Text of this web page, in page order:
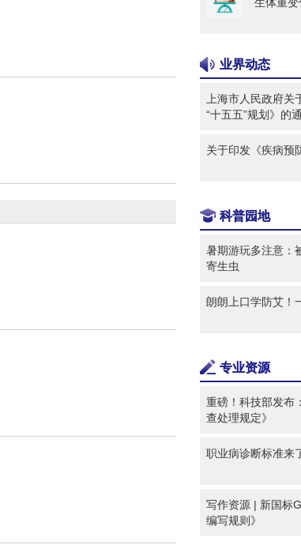
生体重
业界动态
上海市人民政府关
“十五五”规划》的
关于印发《疾病预
科普园地
暑期游玩多注意：
寄生虫
朗朗上口学防艾！
专业资源
重磅！科技部发布
查处理规定》
职业病诊断标准来
写作资源 | 新国标
编写规则》